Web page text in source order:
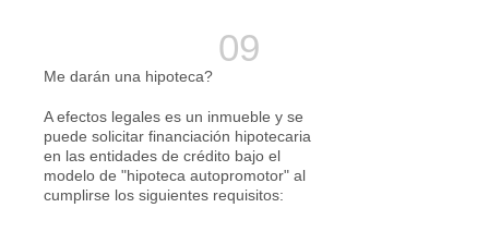
Me darán una hipoteca?
A efectos legales es un inmueble y se
puede solicitar financiación hipotecaria
en las entidades de crédito bajo el
modelo de "hipoteca autopromotor" al
cumplirse los siguientes requisitos: